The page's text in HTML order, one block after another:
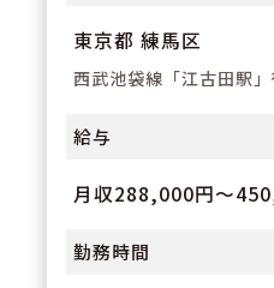
ます。
東京都 練馬区
西武池袋線「江古田駅
給与
月収288,000円～
勤務時間